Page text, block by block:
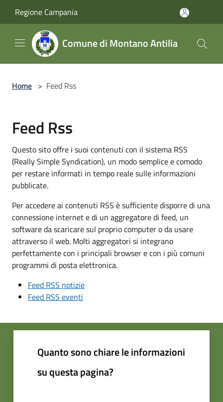
Regione Campania
Comune di Montano Antilia
Home > Feed Rss
Feed Rss
Questo sito offre i suoi contenuti con il sistema RSS
(Really Simple Syndication), un modo semplice e comodo
per restare informati in tempo reale sulle informazioni
pubblicate.
Per accedere ai contenuti RSS è sufficiente disporre di una
connessione internet e di un aggregatore di feed, un
software da scaricare sul proprio computer o da usare
attraverso il web. Molti aggregatori si integrano
perfettamente con i principali browser e con i più comuni
programmi di posta elettronica.
Feed RSS notizie
Feed RSS eventi
Quanto sono chiare le informazioni
su questa pagina?